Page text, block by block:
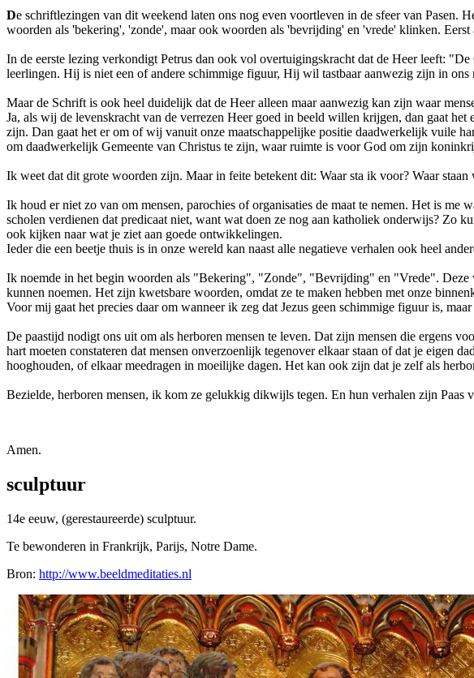
De schriftlezingen van dit weekend laten ons nog even voortleven in de sfeer van Pasen.
woorden als 'bekering', 'zonde', maar ook woorden als 'bevrijding' en 'vrede' klinken.
In de eerste lezing verkondigt Petrus dan ook vol overtuigingskracht dat de Heer leeft:
leerlingen. Hij is niet een of andere schimmige figuur, Hij wil tastbaar aanwezig zijn in
Maar de Schrift is ook heel duidelijk dat de Heer alleen maar aanwezig kan zijn waar
Ja, als wij de levenskracht van de verrezen Heer goed in beeld willen krijgen, dan gaat
zijn. Dan gaat het er om of wij vanuit onze maatschappelijke positie daadwerkelijk vuile
om daadwerkelijk Gemeente van Christus te zijn, waar ruimte is voor God om zijn
Ik weet dat dit grote woorden zijn. Maar in feite betekent dit: Waar sta ik voor? Waar
Ik houd er niet zo van om mensen, parochies of organisaties de maat te nemen. Het is
scholen verdienen dat predicaat niet, want wat doen ze nog aan katholiek onderwijs? Zo
ook kijken naar wat je ziet aan goede ontwikkelingen.
Ieder die een beetje thuis is in onze wereld kan naast alle negatieve verhalen ook heel
Ik noemde in het begin woorden als "Bekering", "Zonde", "Bevrijding" en "Vrede". Deze
kunnen noemen. Het zijn kwetsbare woorden, omdat ze te maken hebben met onze
Voor mij gaat het precies daar om wanneer ik zeg dat Jezus geen schimmige figuur is,
De paastijd nodigt ons uit om als herboren mensen te leven. Dat zijn mensen die ergens
hart moeten constateren dat mensen onverzoenlijk tegenover elkaar staan of dat je eigen
hooghouden, of elkaar meedragen in moeilijke dagen. Het kan ook zijn dat je zelf als
Bezielde, herboren mensen, ik kom ze gelukkig dikwijls tegen. En hun verhalen zijn Paas
Amen.
sculptuur
14e eeuw, (gerestaureerde) sculptuur.
Te bewonderen in Frankrijk, Parijs, Notre Dame.
Bron: http://www.beeldmeditaties.nl